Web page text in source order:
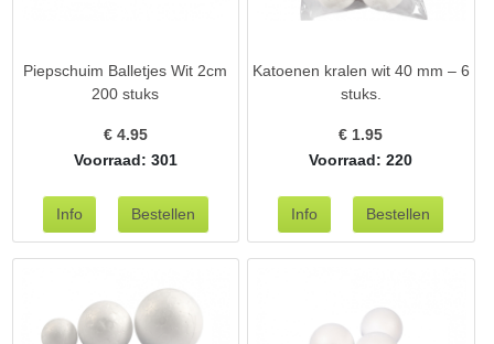
Piepschuim Balletjes Wit 2cm
200 stuks
€ 4.95
Voorraad: 301
Katoenen kralen wit 40 mm – 6
stuks.
€ 1.95
Voorraad: 220